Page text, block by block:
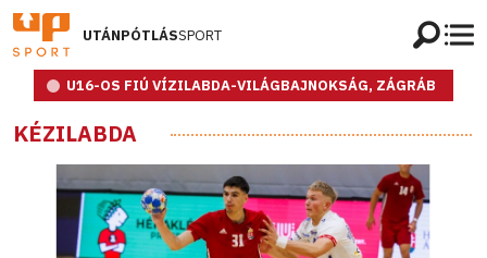
UTÁNPÓTLÁSSPORT
U16-OS FIÚ VÍZILABDA-VILÁGBAJNOKSÁG, ZÁGRÁB
KÉZILABDA